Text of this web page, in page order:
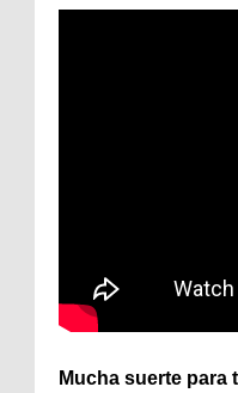
Mucha suerte para